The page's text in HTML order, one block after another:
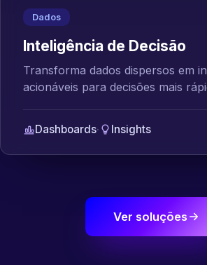
Dados
Inteligência de Decisão
Transforma dados dispersos em
acionáveis para decisões mais
Dashboards· Insights
Ver soluções